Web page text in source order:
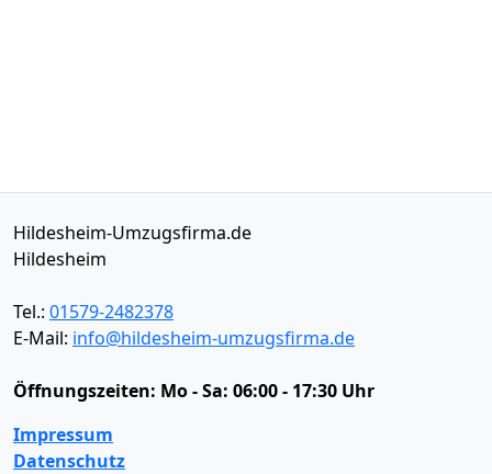
Hildesheim-Umzugsfirma.de
Hildesheim
Tel.: 01579-2482378
E-Mail: info@hildesheim-umzugsfirma.de
Öffnungszeiten: Mo - Sa: 06:00 - 17:30 Uhr
Impressum
Datenschutz